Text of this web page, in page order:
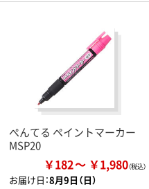
ぺんてる ペイントマーカー
MSP20
￥182 ￥1,980
お届け日：8月9日（日）